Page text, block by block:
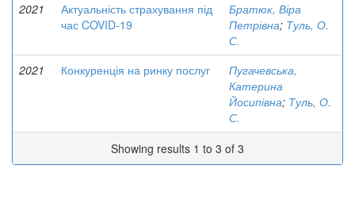
2021
Актуальність страхування під
час COVID-19
Братюк, Віра
Петрівна; Туль, О.
С.
2021
Конкуренція на ринку послуг
Пугачевська,
Катерина
Йосипівна; Туль, О.
С.
Showing results 1 to 3 of 3